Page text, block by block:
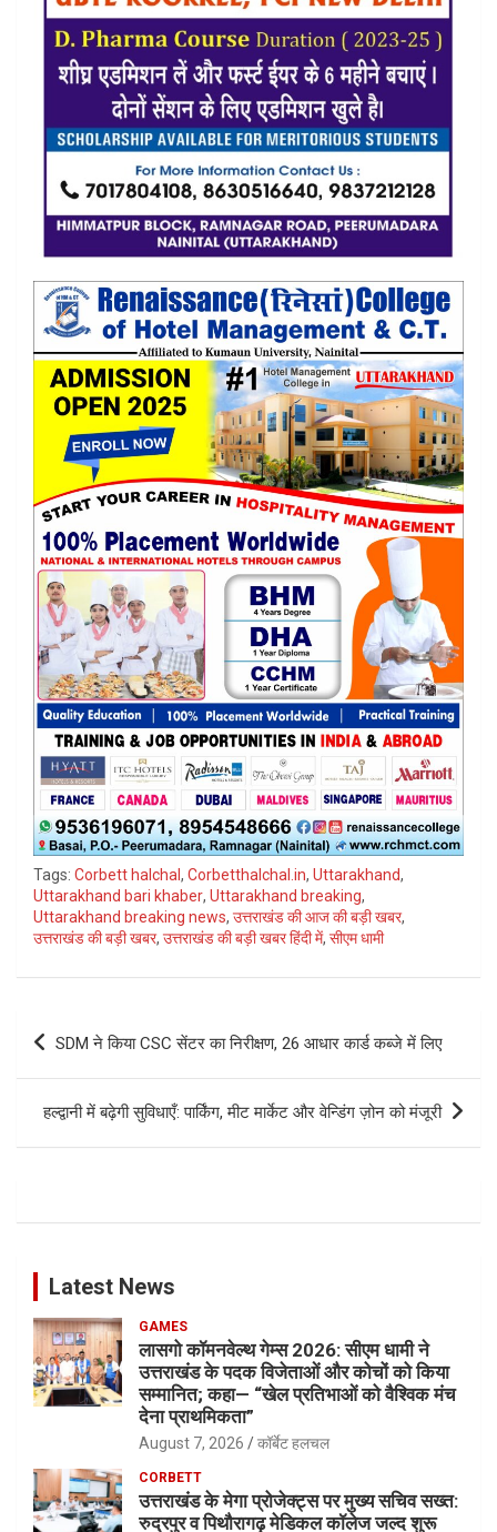
Tags: Corbett halchal , Corbetthalchal.in, Uttarakhand,
Uttarakhand bari khaber, Uttarakhand breaking,
Uttarakhand breaking news, उत्तराखंड की आज की बड़ी खबर,
उत्तराखंड की बड़ी खबर, उत्तराखंड की बड़ी खबर हिंदी में, सीएम धामी
Post
SDM ने किया CSC सेंटर का निरीक्षण, 26 आधार कार्ड कब्जे में लिए
हल्द्वानी में बढ़ेगी सुविधाएँ: पार्किंग, मीट मार्केट और वेन्डिंग ज़ोन को मंजूरी
Latest News
GAMES
लासगो कॉमनवेल्थ गेम्स 2026: सीएम धामी ने
उत्तराखंड के पदक विजेताओं और कोचों को किया
सम्मानित; कहा— “खेल प्रतिभाओं को वैश्विक मंच
देना प्राथमिकता”
August 7, 2026 कॉर्बेट हलचल
CORBETT
उत्तराखंड के मेगा प्रोजेक्ट्स पर मुख्य सचिव सख्त:
रुद्रपुर व पिथौरागढ़ मेडिकल कॉलेज जल्द शुरू